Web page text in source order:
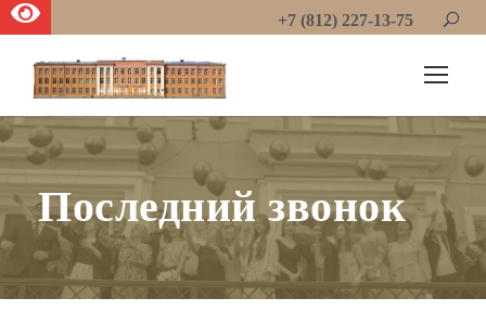
+7 (812) 227-13-75
Последний звонок